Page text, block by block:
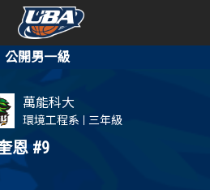
賽事資訊
賽程表
賽事資訊
賽程表
萬能科大
環境工程系 三年級
恩 #9